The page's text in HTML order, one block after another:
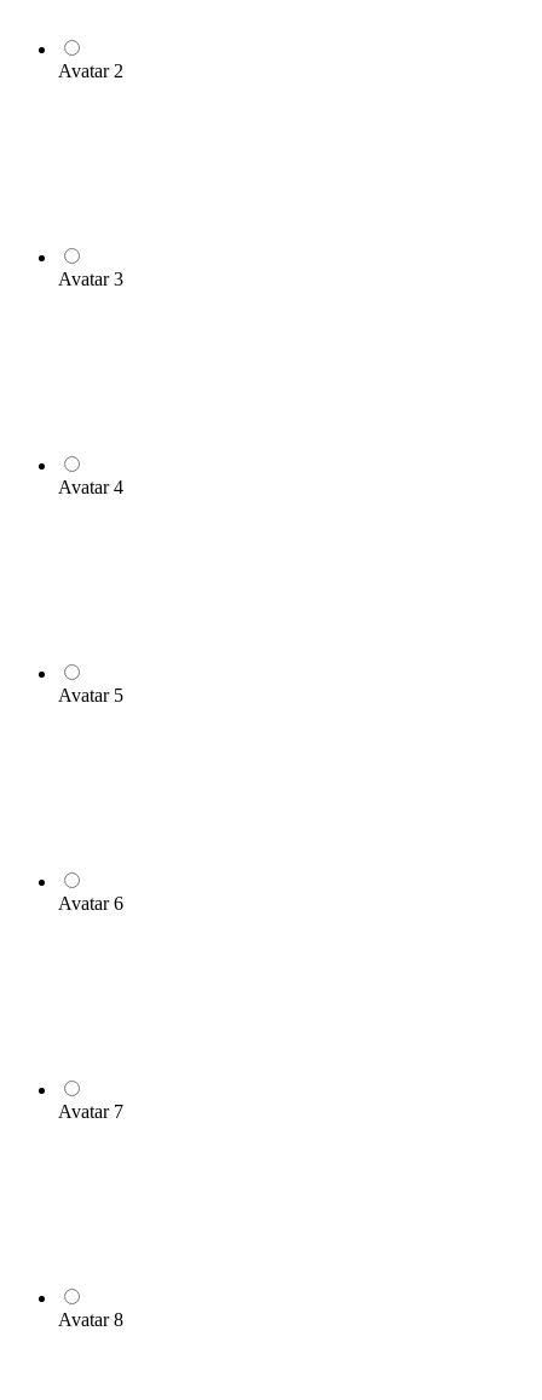
Avatar 2
Avatar 3
Avatar 4
Avatar 5
Avatar 6
Avatar 7
Avatar 8